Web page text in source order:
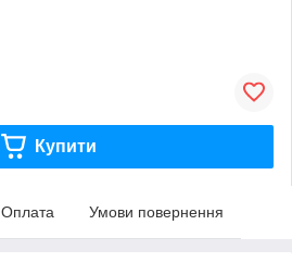
Купити
Оплата Умови повернення